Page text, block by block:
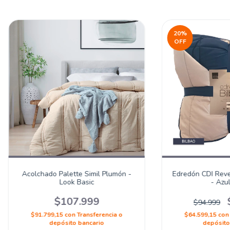
Acolchado Palette Simil Plumón -
Look Basic
$107.999
$91.799,15conTransferencia o
depósito bancario
20%
OFF
Edredón CDI
-
$94.999
$64.599,15con